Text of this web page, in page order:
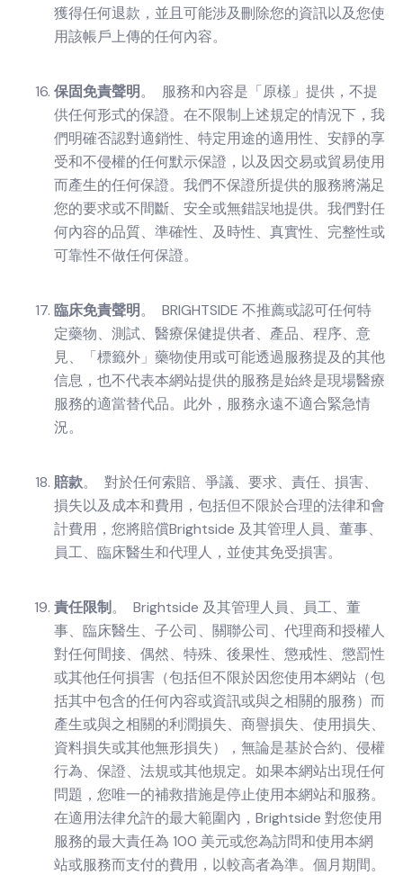
獲得任何退款，並且可能涉及刪除您的資訊以及您使
用該帳戶上傳的任何內容。
保固免責聲明。 服務和內容是「原樣」提供，不提
供任何形式的保證。在不限制上述規定的情況下，我
們明確否認對適銷性、特定用途的適用性、安靜的享
受和不侵權的任何默示保證，以及因交易或貿易使用
而產生的任何保證。我們不保證所提供的服務將滿足
您的要求或不間斷、安全或無錯誤地提供。我們對任
何內容的品質、準確性、及時性、真實性、完整性或
可靠性不做任何保證。
臨床免責聲明。 BRIGHTSIDE 不推薦或認可任何特
定藥物、測試、醫療保健提供者、產品、程序、意
見、「標籤外」藥物使用或可能透過服務提及的其他
信息，也不代表本網站提供的服務是始終是現場醫療
服務的適當替代品。此外，服務永遠不適合緊急情
況。
賠款。 對於任何索賠、爭議、要求、責任、損害、
損失以及成本和費用，包括但不限於合理的法律和會
計費用，您將賠償Brightside 及其管理人員、董事、
員工、臨床醫生和代理人，並使其免受損害。
責任限制。 Brightside 及其管理人員、員工、董
事、臨床醫生、子公司、關聯公司、代理商和授權人
對任何間接、偶然、特殊、後果性、懲戒性、懲罰性
或其他任何損害（包括但不限於因您使用本網站（包
括其中包含的任何內容或資訊或與之相關的服務）而
產生或與之相關的利潤損失、商譽損失、使用損失、
資料損失或其他無形損失），無論是基於合約、侵權
行為、保證、法規或其他規定。如果本網站出現任何
問題，您唯一的補救措施是停止使用本網站和服務。
在適用法律允許的最大範圍內，Brightside 對您使用
服務的最大責任為 100 美元或您為訪問和使用本網
站或服務而支付的費用，以較高者為準。個月期間。